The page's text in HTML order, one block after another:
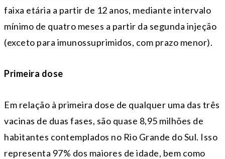
faixa etária a partir de 12 anos, mediante intervalo
mínimo de quatro meses a partir da segunda injeção
(exceto para imunossuprimidos, com prazo menor).
Primeira dose
Em relação à primeira dose de qualquer uma das três
vacinas de duas fases, são quase 8,95 milhões de
habitantes contemplados no Rio Grande do Sul. Isso
representa 97% dos maiores de idade, bem como